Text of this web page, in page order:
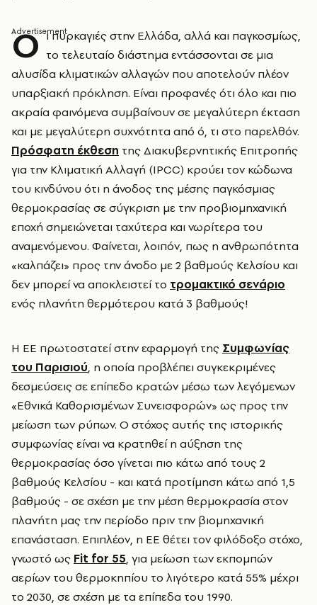
Ο ι πυρκαγιές στην Ελλάδα, αλλά και παγκοσμίως,
το τελευταίο διάστημα εντάσσονται σε μια
αλυσίδα κλιματικών αλλαγών που αποτελούν πλέον
υπαρξιακή πρόκληση. Είναι προφανές ότι όλο και πιο
ακραία φαινόμενα συμβαίνουν σε μεγαλύτερη έκταση
και με μεγαλύτερη συχνότητα από ό, τι στο παρελθόν.
Πρόσφατη έκθεση της Διακυβερνητικής Επιτροπής
για την Κλιματική Αλλαγή (IPCC) κρούει τον κώδωνα
του κινδύνου ότι η άνοδος της μέσης παγκόσμιας
θερμοκρασίας σε σύγκριση με την προβιομηχανική
εποχή σημειώνεται ταχύτερα και νωρίτερα του
αναμενόμενου. Φαίνεται, λοιπόν, πως η ανθρωπότητα
«καλπάζει» προς την άνοδο με 2 βαθμούς Κελσίου και
δεν μπορεί να αποκλειστεί το τρομακτικό σενάριο
ενός πλανήτη θερμότερου κατά 3 βαθμούς!
Η ΕΕ πρωτοστατεί στην εφαρμογή της Συμφωνίας
του Παρισιού, η οποία προβλέπει συγκεκριμένες
δεσμεύσεις σε επίπεδο κρατών μέσω των λεγόμενων
«Εθνικά Καθορισμένων Συνεισφορών» ως προς την
μείωση των ρύπων. Ο στόχος αυτής της ιστορικής
συμφωνίας είναι να κρατηθεί η αύξηση της
θερμοκρασίας όσο γίνεται πιο κάτω από τους 2
βαθμούς Κελσίου - και κατά προτίμηση κάτω από 1,5
βαθμούς - σε σχέση με την μέση θερμοκρασία στον
πλανήτη μας την περίοδο πριν την βιομηχανική
επανάσταση. Επιπλέον, η ΕΕ θέτει τον φιλόδοξο στόχο,
γνωστό ως Fit for 55, για μείωση των εκπομπών
αερίων του θερμοκηπίου το λιγότερο κατά 55% μέχρι
το 2030, σε σχέση με τα επίπεδα του 1990.